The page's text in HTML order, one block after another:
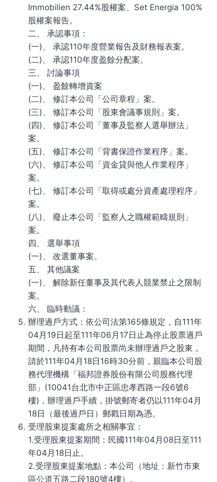
Immobilien 27.44%股權案、Set Energia 100%
股權案報告。
二、 承認事項：
(一)、 承認110年度營業報告及財務報表案。
(二)、 承認110年度盈餘分配案。
三、 討論事項
(一)、 盈餘轉增資案
(二)、 修訂本公司「公司章程」案。
(三)、 修訂本公司「股東會議事規則」案。
(四)、 修訂本公司「董事及監察人選舉辦法」
案。
(五)、 修訂本公司「背書保證作業程序」案。
(六)、 修訂本公司「資金貸與他人作業程序」
案。
(七)、 修訂本公司「取得或處分資產處理程序」
案。
(八)、 廢止本公司「監察人之職權範疇規則」
案。
四、 選舉事項
(一)、 改選董事案。
五、 其他議案
(一)、 解除新任董事及其代表人競業禁止之限制
案。
六、 臨時動議：
辦理過戶方式：依公司法第165條規定，自111年
04月19日起至111年06月17日止為停止股票過戶
期間，凡持有本公司股票尚未辦理過戶之股東，
請於111年04月18日16時30分前，親臨本公司股
務代理機構「福邦證券股份有限公司股務代理
部」(10041台北市中正區忠孝西路一段6號6
樓)，辦理過戶手續，掛號郵寄者仍以111年04月
18日（最後過戶日）郵戳日期為憑。
受理股東提案處所之相關事宜：
1.受理股東提案期間：民國111年04月08日至111
年04月18日止。
2.受理股東提案地點：本公司（地址：新竹市東
區公道五路二段180號4樓）。